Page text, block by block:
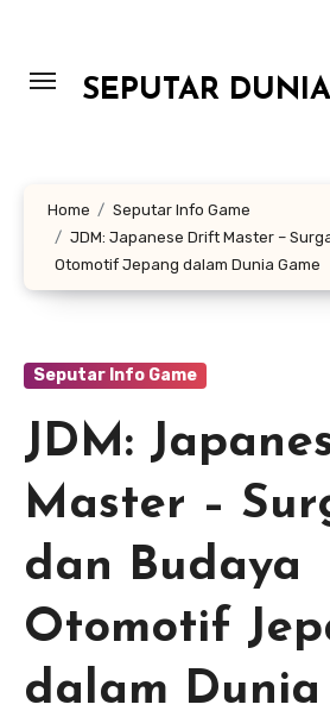
konten
SEPUTAR
Home
Seputar Info Game
JDM: Japanese Drift Master –
Otomotif Jepang dalam Dunia Game
Seputar Info Game
JDM:
Master –
dan Budaya
Otomotif
dalam Dunia